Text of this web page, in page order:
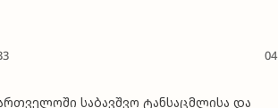
საბავშვო ტანსაცმლისა და